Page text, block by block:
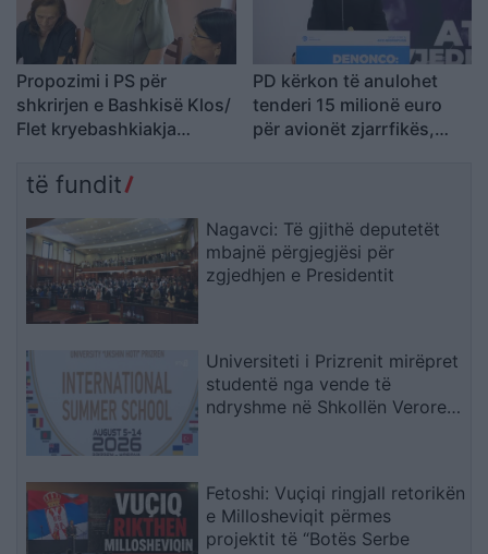
Propozimi i PS për
shkrirjen e Bashkisë Klos/
Flet kryebashkiakja
Jam shërbëtore e popullit,
përkohshme, nëse
qytetarët janë kundër, unë
jam me ta (VIDEO)
PD kërkon të anulohet
tenderi 15 milionë euro
për avionët zjarrfikës,
të fundit
Nagavci: Të gjithë deputetët
mbajnë përgjegjësi për
zgjedhjen e Presidentit
Universiteti i Prizrenit mirëpret
studentë nga vende të
ndryshme në Shkollën Verore
Fetoshi: Vuçiqi ringjall retorikën
e Millosheviqit përmes
projektit të “Botës Serbe